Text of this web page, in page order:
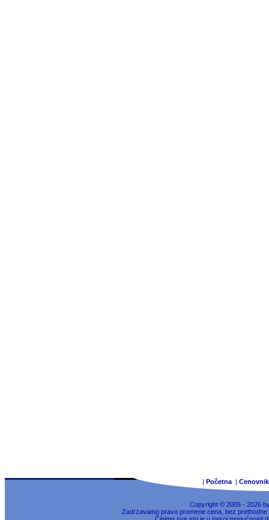
| Početna| Cenovnik
Copyright © 2005 - 2026
Zadrzavamo pravo promene cena, bez